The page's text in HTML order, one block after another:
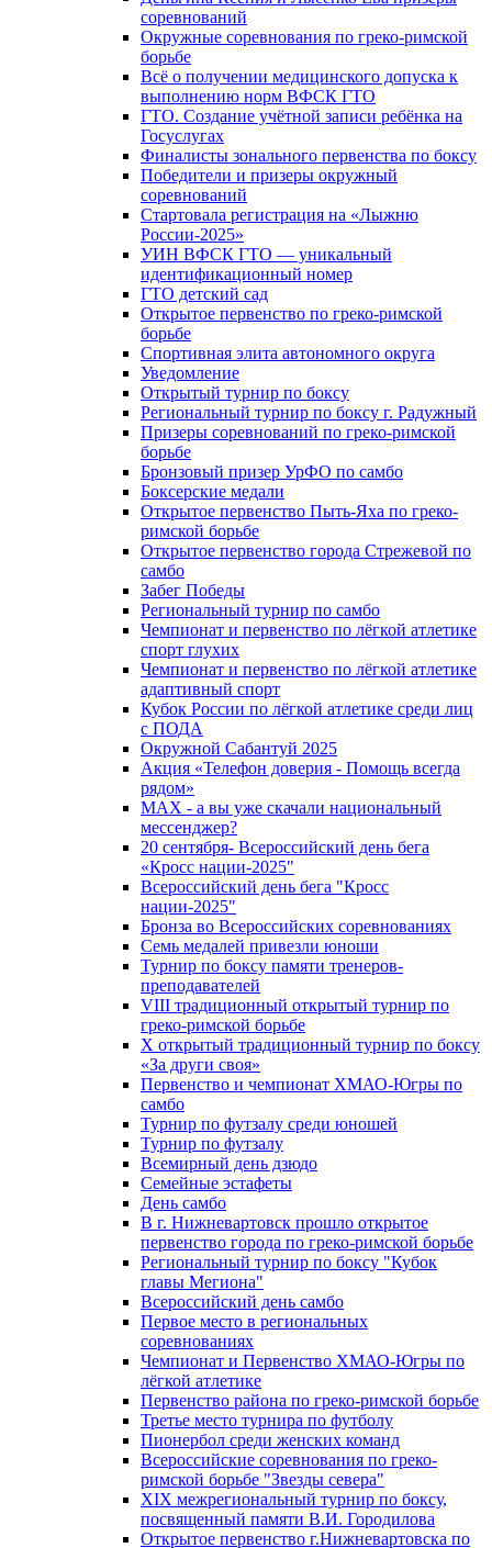
соревнований
Окружные соревнования по греко-римской
борьбе
Всё о получении медицинского допуска к
выполнению норм ВФСК ГТО
ГТО. Создание учётной записи ребёнка на
Госуслугах
Финалисты зонального первенства по боксу
Победители и призеры окружный
соревнований
Стартовала регистрация на «Лыжню
России-2025»
УИН ВФСК ГТО — уникальный
идентификационный номер
ГТО детский сад
Открытое первенство по греко-римской
борьбе
Спортивная элита автономного округа
Уведомление
Открытый турнир по боксу
Региональный турнир по боксу г. Радужный
Призеры соревнований по греко-римской
борьбе
Бронзовый призер УрФО по самбо
Боксерские медали
Открытое первенство Пыть-Яха по греко-
римской борьбе
Открытое первенство города Стрежевой по
самбо
Забег Победы
Региональный турнир по самбо
Чемпионат и первенство по лёгкой атлетике
спорт глухих
Чемпионат и первенство по лёгкой атлетике
адаптивный спорт
Кубок России по лёгкой атлетике среди лиц
с ПОДА
Окружной Сабантуй 2025
Акция «Телефон доверия - Помощь всегда
рядом»
МАХ - а вы уже скачали национальный
мессенджер?
20 сентября- Всероссийский день бега
«Кросс нации-2025"
Всероссийский день бега "Кросс
нации-2025"
Бронза во Всероссийских соревнованиях
Семь медалей привезли юноши
Турнир по боксу памяти тренеров-
преподавателей
VIII традиционный открытый турнир по
греко-римской борьбе
X открытый традиционный турнир по боксу
«За други своя»
Первенство и чемпионат ХМАО-Югры по
самбо
Турнир по футзалу среди юношей
Турнир по футзалу
Всемирный день дзюдо
Семейные эстафеты
День самбо
В г. Нижневартовск прошло открытое
первенство города по греко-римской борьбе
Региональный турнир по боксу "Кубок
главы Мегиона"
Всероссийский день самбо
Первое место в региональных
соревнованиях
Чемпионат и Первенство ХМАО-Югры по
лёгкой атлетике
Первенство района по греко-римской борьбе
Третье место турнира по футболу
Пионербол среди женских команд
Всероссийские соревнования по греко-
римской борьбе "Звезды севера"
XIX межрегиональный турнир по боксу,
посвященный памяти В.И. Городилова
Открытое первенство г.Нижневартовска по